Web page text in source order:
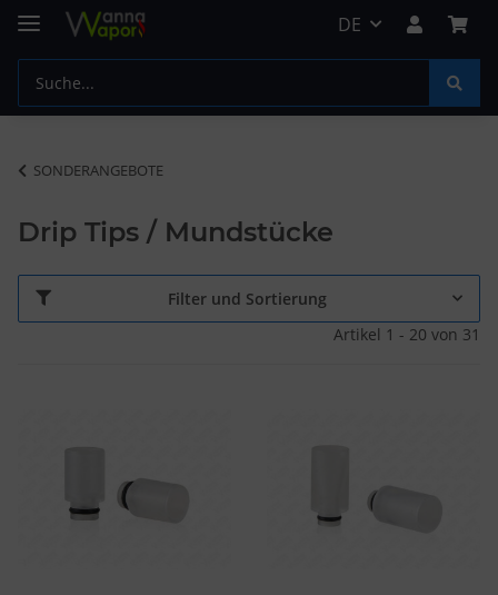
DE
SONDERANGEBOTE
Drip Tips / Mundstücke
Filter und Sortierung
Artikel 1 - 20 von 31